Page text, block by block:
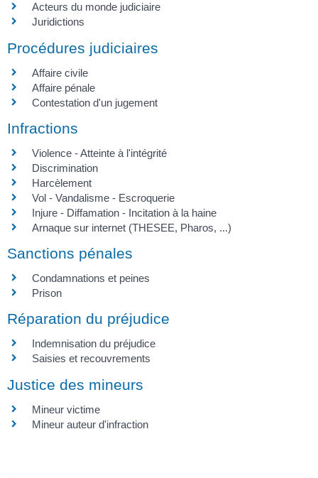
Acteurs du monde judiciaire
Juridictions
Procédures judiciaires
Affaire civile
Affaire pénale
Contestation d'un jugement
Infractions
Violence - Atteinte à l'intégrité
Discrimination
Harcèlement
Vol - Vandalisme - Escroquerie
Injure - Diffamation - Incitation à la haine
Arnaque sur internet (THESEE, Pharos, ...)
Sanctions pénales
Condamnations et peines
Prison
Réparation du préjudice
Indemnisation du préjudice
Saisies et recouvrements
Justice des mineurs
Mineur victime
Mineur auteur d'infraction